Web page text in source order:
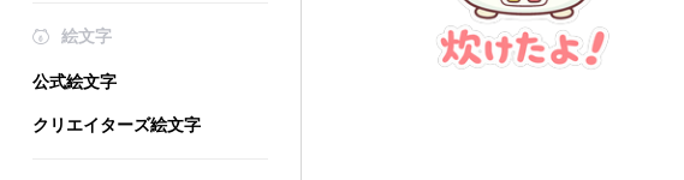
絵文字
公式絵文字
クリエイターズ絵文字